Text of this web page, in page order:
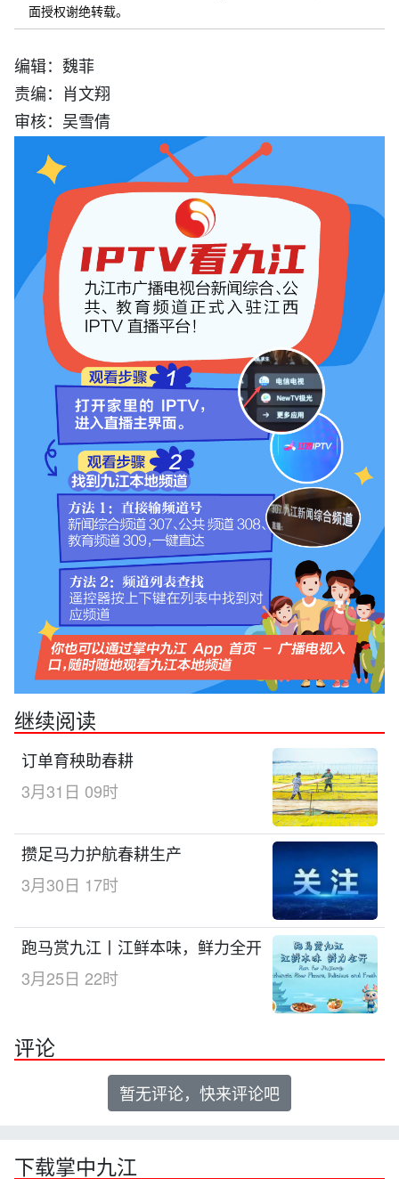
面授权谢绝转载。
编辑：魏菲
责编：肖文翔
审核：吴雪倩
继续阅读
订单育秧助春耕
3月31日 09时
攒足马力护航春耕生产
3月30日 17时
跑马赏九江丨江鲜本味，鲜力全开
3月25日 22时
评论
暂无评论，快来评论吧
下载掌中九江